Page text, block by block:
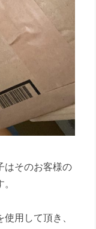
はそのお客様の
用して頂き、